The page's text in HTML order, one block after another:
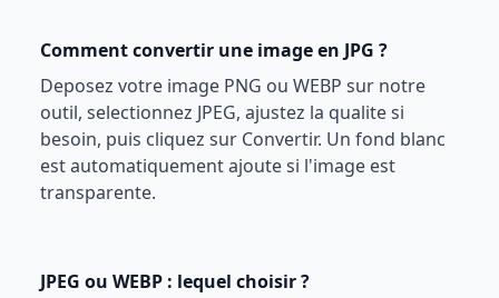
Comment convertir une image en JPG ?
Deposez votre image PNG ou WEBP sur notre
outil, selectionnez JPEG, ajustez la qualite si
besoin, puis cliquez sur Convertir. Un fond blanc
est automatiquement ajoute si l'image est
transparente.
JPEG ou WEBP : lequel choisir ?